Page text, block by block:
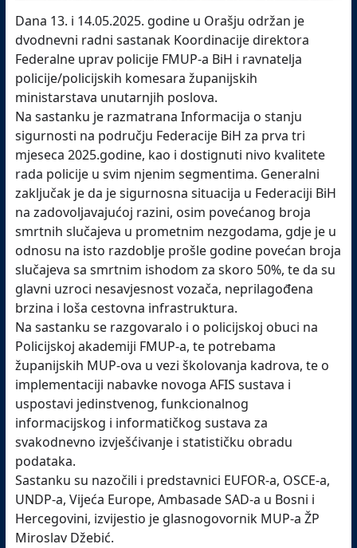
Dana 13. i 14.05.2025. godine u Orašju održan je
dvodnevni radni sastanak Koordinacije direktora
Federalne uprav policije FMUP-a BiH i ravnatelja
policije/policijskih komesara županijskih
ministarstava unutarnjih poslova.
Na sastanku je razmatrana Informacija o stanju
sigurnosti na području Federacije BiH za prva tri
mjeseca 2025.godine, kao i dostignuti nivo kvalitete
rada policije u svim njenim segmentima. Generalni
zaključak je da je sigurnosna situacija u Federaciji BiH
na zadovoljavajućoj razini, osim povećanog broja
smrtnih slučajeva u prometnim nezgodama, gdje je u
odnosu na isto razdoblje prošle godine povećan broja
slučajeva sa smrtnim ishodom za skoro 50%, te da su
glavni uzroci nesavjesnost vozača, neprilagođena
brzina i loša cestovna infrastruktura.
Na sastanku se razgovaralo i o policijskoj obuci na
Policijskoj akademiji FMUP-a, te potrebama
županijskih MUP-ova u vezi školovanja kadrova, te o
implementaciji nabavke novoga AFIS sustava i
uspostavi jedinstvenog, funkcionalnog
informacijskog i informatičkog sustava za
svakodnevno izvješćivanje i statističku obradu
podataka.
Sastanku su nazočili i predstavnici EUFOR-a, OSCE-a,
UNDP-a, Vijeća Europe, Ambasade SAD-a u Bosni i
Hercegovini, izvijestio je glasnogovornik MUP-a ŽP
Miroslav Džebić.